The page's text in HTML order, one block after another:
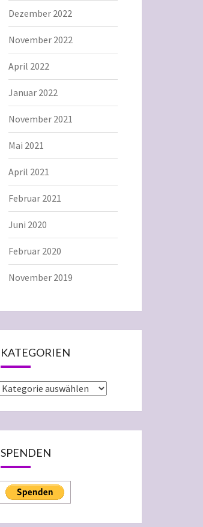
Dezember 2022
November 2022
April 2022
Januar 2022
November 2021
Mai 2021
April 2021
Februar 2021
Juni 2020
Februar 2020
November 2019
KATEGORIEN
Kategorien
SPENDEN